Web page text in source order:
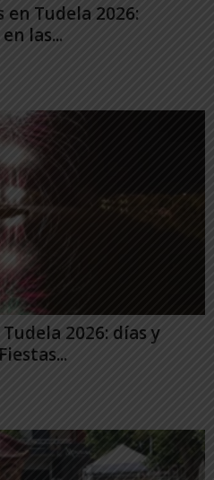
en Tudela 2026:
las...
2026: días y